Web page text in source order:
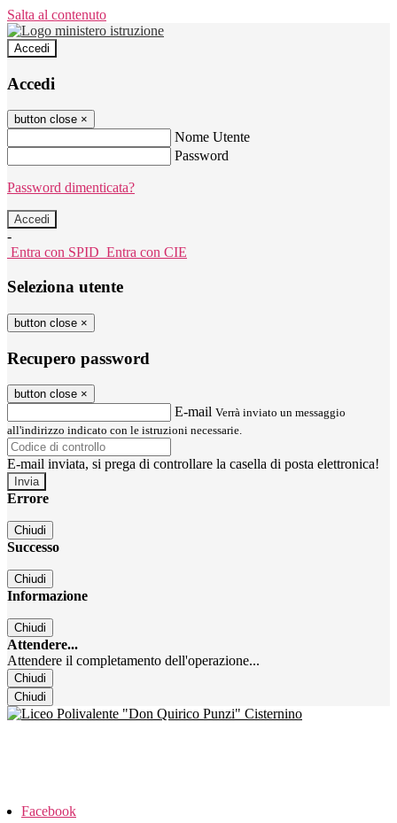
Salta al contenuto
Accedi
Accedi
button close ×
Nome Utente
Password
Password dimenticata?
-
Entra con SPID Entra con CIE
Seleziona utente
button close ×
Recupero password
button close ×
E-mail Verrà inviato un messaggio
all'indirizzo indicato con le istruzioni necessarie.
E-mail inviata, si prega di controllare la casella di posta elettronica!
Errore
Chiudi
Successo
Chiudi
Informazione
Chiudi
Attendere...
Attendere il completamento dell'operazione...
Chiudi
Chiudi
Facebook